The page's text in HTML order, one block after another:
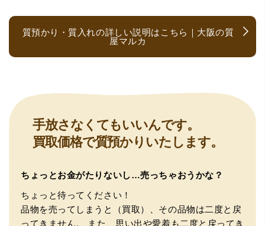
（大阪府大阪市）とても宝石に詳しく、また中古市場の仕
組みもお教えいただけ嬉しかったです。鑑別も素早く驚き
ました。宜しくお願いいたします。(楽器等、様々なジャン
ルに詳しいの流石の一言に尽きます)
質預かり・質入れの詳しい説明はこちら｜大阪の質
屋マルカ
手放さなくてもいいんです。
買取価格で質預かりいたします。
ちょっとお金がたりないし…売っちゃおうかな？
ちょっと待ってください！
品物を売ってしまうと（買取）、その品物は二度と戻
ってきません。
また、思い出や愛着も二度と戻ってき